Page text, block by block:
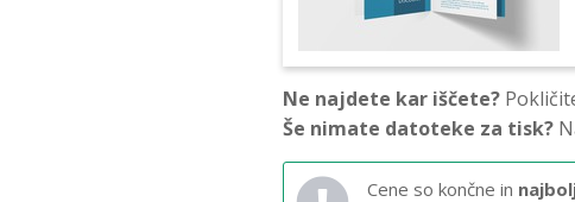
Ne najdete kar iščete?
Še nimate datoteke za tisk?
Cene so končne in